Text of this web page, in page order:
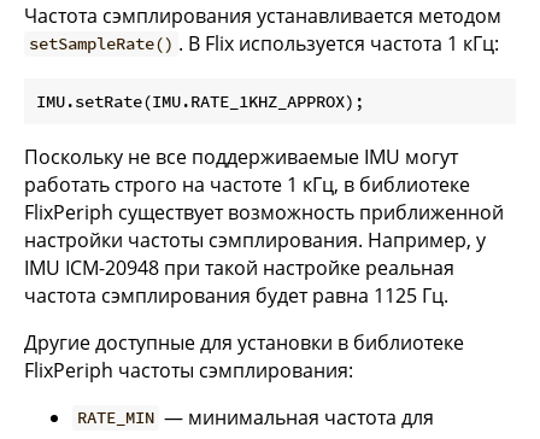
Частота сэмплирования устанавливается методом
setSampleRate() . В Flix используется частота 1 кГц:
Поскольку не все поддерживаемые IMU могут
работать строго на частоте 1 кГц, в библиотеке
FlixPeriph существует возможность приближенной
настройки частоты сэмплирования. Например, у
IMU ICM-20948 при такой настройке реальная
частота сэмплирования будет равна 1125 Гц.
Другие доступные для установки в библиотеке
FlixPeriph частоты сэмплирования:
RATE_MIN — минимальная частота для